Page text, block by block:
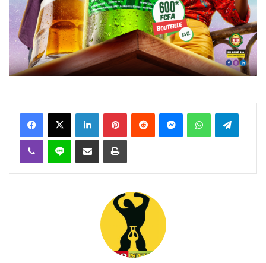
FacebookX Linkedin PinterestReddit MessengerWhatsAppTelegram
Viber Ligne Partager par email Imprimer